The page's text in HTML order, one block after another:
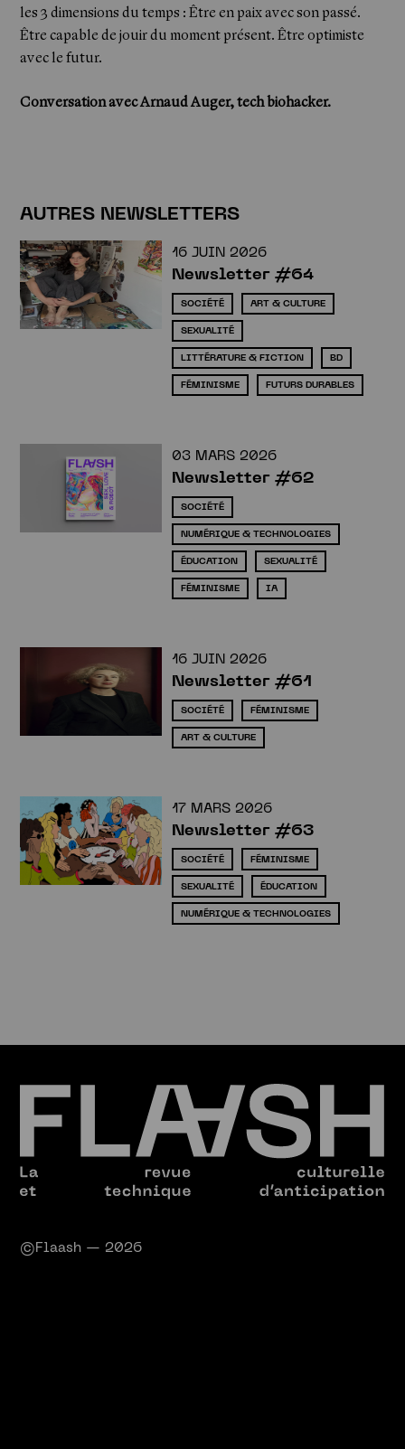
Newsletter
les 3 dimensions du temps : Être en paix avec son passé.
Être capable de jouir du moment présent. Être optimiste
avec le futur.
Conversation avec Arnaud Auger, tech biohacker.
AUTRES NEWSLETTERS
16 JUIN 2026
Newsletter #64
SOCIÉTÉ ART & CULTURE
SEXUALITÉ
LITTÉRATURE & FICTION BD
FÉMINISME FUTURS DURABLES
03 MARS 2026
Newsletter #62
SOCIÉTÉ
NUMÉRIQUE & TECHNOLOGIES
ÉDUCATION SEXUALITÉ
FÉMINISME IA
16 JUIN 2026
Newsletter #61
SOCIÉTÉ FÉMINISME
ART & CULTURE
17 MARS 2026
Newsletter #63
SOCIÉTÉ FÉMINISME
SEXUALITÉ ÉDUCATION
NUMÉRIQUE & TECHNOLOGIES
©Flaash — 2026